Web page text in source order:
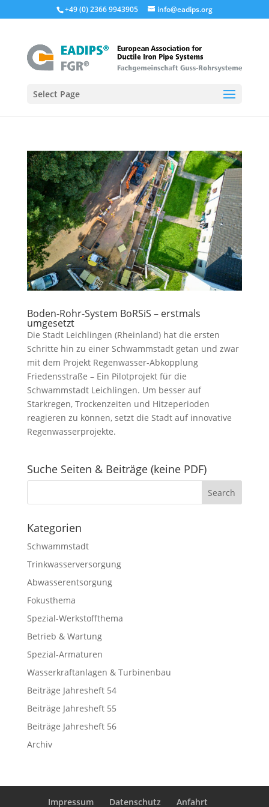
+49 (0) 2366 9943905 info@eadips.org
Select Page
Boden-Rohr-System BoRSiS – erstmals
umgesetzt
Die Stadt Leichlingen (Rheinland) hat die ersten
Schritte hin zu einer Schwammstadt getan und zwar
mit dem Projekt Regenwasser-Abkopplung
Friedensstraße – Ein Pilotprojekt für die
Schwammstadt Leichlingen. Um besser auf
Starkregen, Trockenzeiten und Hitzeperioden
reagieren zu können, setzt die Stadt auf innovative
Regenwasserprojekte.
Suche Seiten & Beiträge (keine PDF)
Kategorien
Schwammstadt
Trinkwasserversorgung
Abwasserentsorgung
Fokusthema
Spezial-Werkstoffthema
Betrieb & Wartung
Spezial-Armaturen
Wasserkraftanlagen & Turbinenbau
Beiträge Jahresheft 54
Beiträge Jahresheft 55
Beiträge Jahresheft 56
Archiv
Impressum Datenschutz Anfahrt